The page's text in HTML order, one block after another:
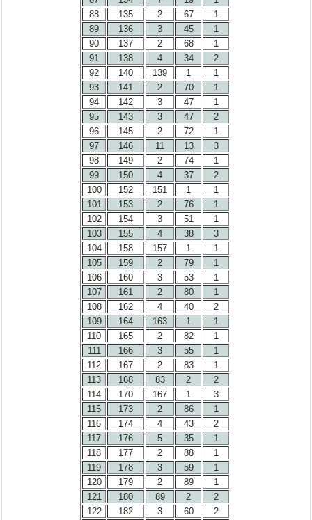
88
135 2 67
1
89
136 3 45
1
90
137 2 68
1
91
138 4 34
2
92
140 139 1
1
93
141 2 70
1
94
142 3 47
1
95
143 3 47
2
96
145 2 72
1
97
146 11 13
3
98
149 2 74
1
99
150 4 37
2
100
152 151 1
1
101
153 2 76
1
102
154 3 51
1
103
155 4 38
3
104
158 157 1
1
105
159 2 79
1
106
160 3 53
1
107
161 2 80
1
108
162 4 40
2
109
164 163 1
1
110
165 2 82
1
111
166 3 55
1
112
167 2 83
1
113
168 83 2
2
114
170 167 1
3
115
173 2 86
1
116
174 4 43
2
117
176 5 35
1
118
177 2 88
1
119
178 3 59
1
120
179 2 89
1
121
180 89 2
2
122
182 3 60 2